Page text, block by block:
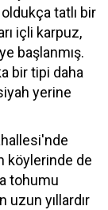
tatlı bir
içli karpuz,
başlanmış.
bir tipi daha
yerine
köylerinde de
tohumu
uzun yıllardır